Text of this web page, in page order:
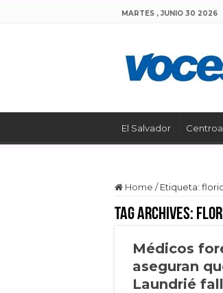
MARTES , JUNIO 30 2026
El Salvador
Home / Etiqueta:
Tag Archives:
Médicos
aseguran
Laundrié